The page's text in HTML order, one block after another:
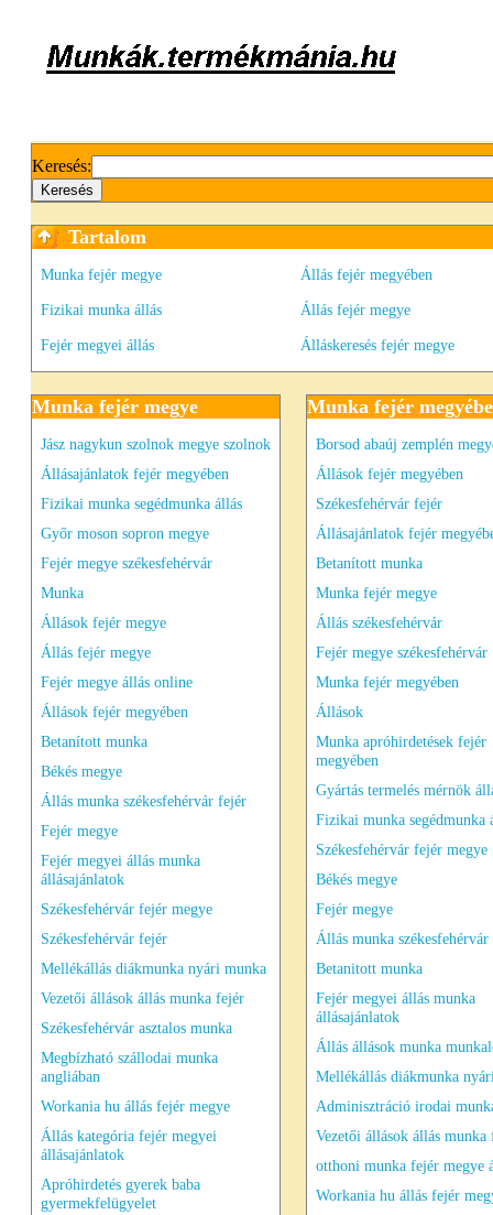
Keresés:
Tartalom
Munka fejér megye
Állás fejér megyében
Fizikai munka állás
Állás fejér megye
Fejér megyei állás
Álláskeresés fejér megye
Munka fejér megye
Jász nagykun szolnok megye szolnok
Állásajánlatok fejér megyében
Fizikai munka segédmunka állás
Győr moson sopron megye
Fejér megye székesfehérvár
Munka
Állások fejér megye
Állás fejér megye
Fejér megye állás online
Állások fejér megyében
Betanított munka
Békés megye
Állás munka székesfehérvár fejér
Fejér megye
Fejér megyei állás munka
állásajánlatok
Székesfehérvár fejér megye
Székesfehérvár fejér
Mellékállás diákmunka nyári munka
Vezetői állások állás munka fejér
Székesfehérvár asztalos munka
Megbízható szállodai munka
angliában
Workania hu állás fejér megye
Állás kategória fejér megyei
állásajánlatok
Apróhirdetés gyerek baba
gyermekfelügyelet
Munka fejér
Borsod abaúj zemplén
Állások fejér megyében
Székesfehérvár fejér
Állásajánlatok fejér
Betanított munka
Munka fejér megye
Állás székesfehérvár
Fejér megye székesfehérvár
Munka fejér megyében
Állások
Munka apróhirdetések fejér
megyében
Gyártás termelés mérnök
Fizikai munka segédmunka
Székesfehérvár fejér megye
Békés megye
Fejér megye
Állás munka
Betanitott munka
Fejér megyei állás munka
állásajánlatok
Állás állások munka
Mellékállás diákmunka
Adminisztráció irodai
Vezetői állások állás munka
otthoni munka fejér megye
Workania hu állás fejér